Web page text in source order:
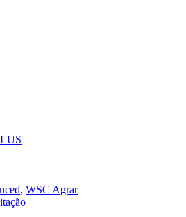
, WSC Agrar